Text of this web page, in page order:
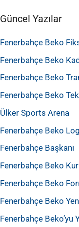
Güncel Yazılar
Fenerbahçe Beko
Fenerbahçe Beko
Fenerbahçe Beko
Fenerbahçe Beko
Ülker Sports Arena
Fenerbahçe Beko
Fenerbahçe Başkanı
Fenerbahçe Beko
Fenerbahçe Beko
Fenerbahçe Beko
Fenerbahçe Beko’yu